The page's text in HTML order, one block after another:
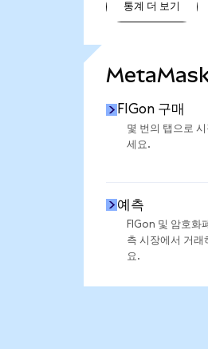
통계 더 보기
MetaMask
FIGon 구매
몇 번의 탭으로
세요.
예측
FIGon 및 암호화
측 시장에서 거래
요.